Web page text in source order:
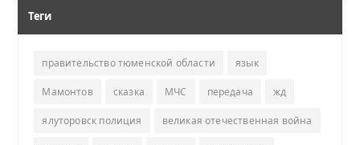
Теги
правительство тюменской области язык
Мамонтов сказка МЧС передача жд
ялуторовск полиция великая отечественная война